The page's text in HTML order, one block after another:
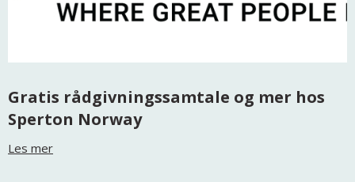
Gratis rådgivningssamtale og mer hos
Sperton Norway
Les mer